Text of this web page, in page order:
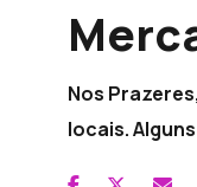
Nos
locais.